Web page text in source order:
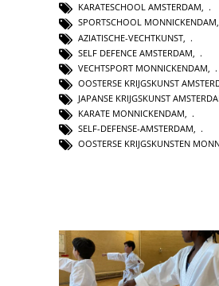
KARATESCHOOL AMSTERDAM,
SPORTSCHOOL MONNICKENDAM,
AZIATISCHE-VECHTKUNST
SELF DEFENCE AMSTERDAM
VECHTSPORT MONNICKENDAM
OOSTERSE KRIJGSKUNST
JAPANSE KRIJGSKUNST
KARATE MONNICKENDAM
SELF-DEFENSE-AMSTERDAM
OOSTERSE KRIJGSKUNSTEN